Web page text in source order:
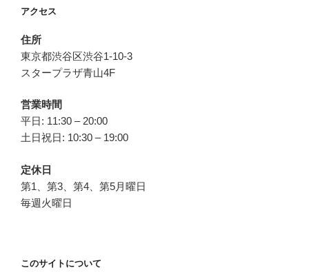
アクセス
住所
東京都渋谷区渋谷1-10-3
スタープラザ青山4F
営業時間
平日: 11:30 – 20:00
土日祝日: 10:30 – 19:00
定休日
第1、第3、第4、第5月曜日
毎週火曜日
このサイトについて